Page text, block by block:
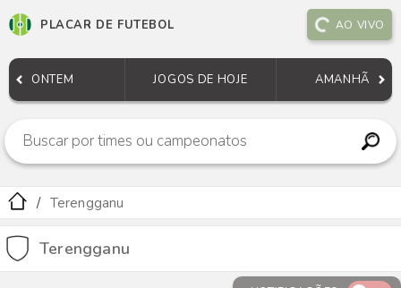
PLACAR DE FUTEBOL AO VIVO
ONTEM JOGOS DE HOJE AMANHÃ
Terengganu
Terengganu